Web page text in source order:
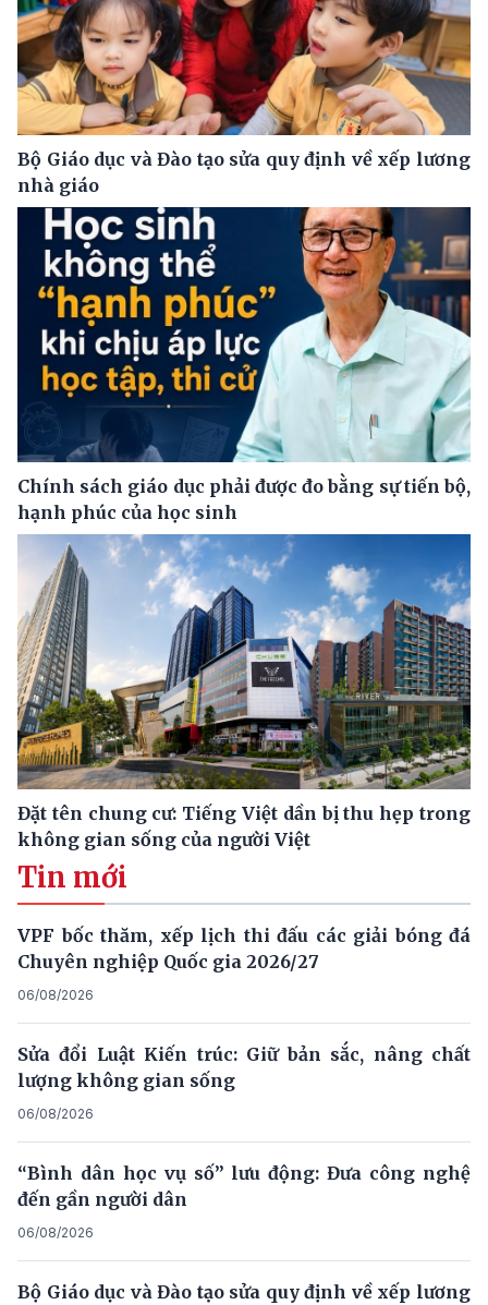
Bộ Giáo dục và Đào tạo sửa quy định về xếp lương
nhà giáo
Chính sách giáo dục phải được đo bằng sự tiến bộ,
hạnh phúc của học sinh
Đặt tên chung cư: Tiếng Việt dần bị thu hẹp trong
không gian sống của người Việt
Tin mới
VPF bốc thăm, xếp lịch thi đấu các giải bóng đá
Chuyên nghiệp Quốc gia 2026/27
06/08/2026
Sửa đổi Luật Kiến trúc: Giữ bản sắc, nâng chất
lượng không gian sống
06/08/2026
“Bình dân học vụ số” lưu động: Đưa công nghệ
đến gần người dân
06/08/2026
Bộ Giáo dục và Đào tạo sửa quy định về xếp lương